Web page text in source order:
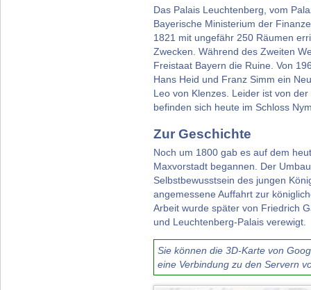
Das Palais Leuchtenberg, vom
Bayerische Ministerium der
1821 mit ungefähr 250 Räumen
Zwecken. Während des Zweiten
Freistaat Bayern die Ruine. Von
Hans Heid und Franz Simm ein
Leo von Klenzes. Leider ist von
befinden sich heute im Schloss
Zur Geschichte
Noch um 1800 gab es auf dem
Maxvorstadt begannen. Der
Selbstbewusstsein des jungen
angemessene Auffahrt zur
Arbeit wurde später von Friedrich
und Leuchtenberg-Palais verewigt.
Sie können die 3D-Karte von
eine Verbindung zu den Servern